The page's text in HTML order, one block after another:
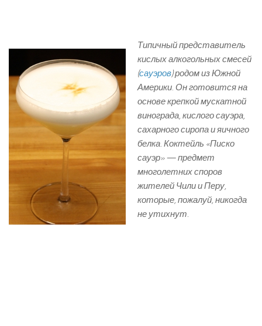
Типичный представитель
кислых алкогольных смесей
(сауэров) родом изЮжной
Америки. Он готовится на
основе крепкой мускатной
винограда, кислого сауэра,
сахарного сиропа и яичного
белка. Коктейль «Писко
сауэр» — предмет
многолетних споров
жителей Чили и Перу,
которые, пожалуй, никогда
не утихнут.